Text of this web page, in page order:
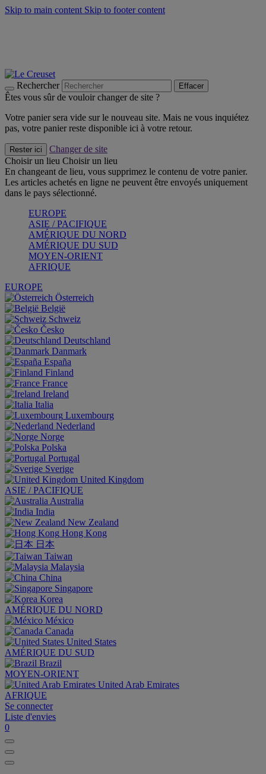
Skip to main content Skip to footer content
Rechercher Effacer
Êtes vous sûr de vouloir changer de site ?
Votre panier sera vide sur le nouveau site. Mais ne vous inquiétez
pas, votre panier reste disponible ici à votre retour.
Rester ici
Changer de site
Choisir un lieu Choisir un lieu
En changeant de lieu, vous supprimez le contenu de votre panier.
Les articles achetés en ligne ne peuvent être envoyés uniquement
dans le pays sélectionné.
EUROPE
ASIE / PACIFIQUE
AMÉRIQUE DU NORD
AMÉRIQUE DU SUD
MOYEN-ORIENT
AFRIQUE
EUROPE
Österreich
België
Schweiz
Česko
Deutschland
Danmark
España
Finland
France
Ireland
Italia
Luxembourg
Nederland
Norge
Polska
Portugal
Sverige
United Kingdom
ASIE / PACIFIQUE
Australia
India
New Zealand
Hong Kong
日本
Taiwan
Malaysia
China
Singapore
Korea
AMÉRIQUE DU NORD
México
Canada
United States
AMÉRIQUE DU SUD
Brazil
MOYEN-ORIENT
United Arab Emirates
AFRIQUE
Se connecter
Liste d'envies
0